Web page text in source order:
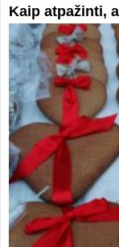
Kaip atpažinti,